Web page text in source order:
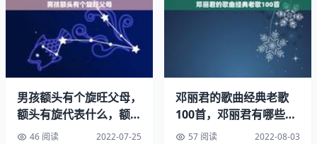
“一统秦两汉”指秦，西汉，东汉三朝。“三分魏蜀吴，两晋
前后延，”指东汉末年三国时期的魏，蜀，吴，三国。两晋
指和西晋。“南北朝并列，隋唐五代传，”指南朝，宋齐梁陈
四国。北朝指北魏等国。“隋唐五代传，”指隋，唐和五代。
“宋元明清后，皇朝至此完。”指宋，元，明，清四朝后就没
有王朝了。
男孩额头有个旋旺父母，
额头有旋代表什么，额头
发旋算命
46 阅读 2022-07-25
邓丽君的歌曲经典老歌
100首，邓丽君有哪些脍
炙人口的歌？
57 阅读 2022-08-03